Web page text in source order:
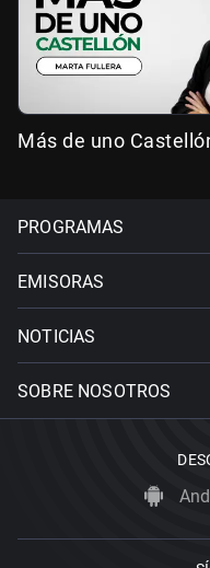
Más de uno
PROGRAMAS
EMISORAS
NOTICIAS
SOBRE NOSOTROS